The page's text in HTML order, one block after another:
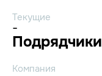
Текущие
-
Подрядчики
Компания